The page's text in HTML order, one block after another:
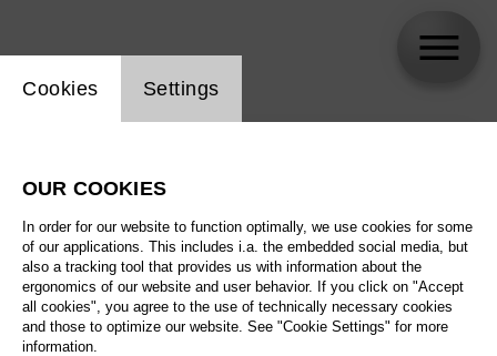
All artistic fields
All locations
All features
Website cookie setting
Cookies Settings
OUR COOKIES
In order for our website to function optimally, we use cookies for some
of our applications. This includes i.a. the embedded social media, but
also a tracking tool that provides us with information about the
ergonomics of our website and user behavior. If you click on "Accept
all cookies", you agree to the use of technically necessary cookies
and those to optimize our website. See "Cookie Settings" for more
information.